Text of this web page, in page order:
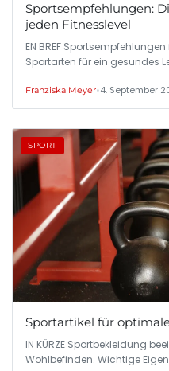
Sportsempfehlungen:
jeden Fitnesslevel
EN BREF
Sportarten für ein gesundes
Franziska Meyer•4. September
SPORT
Sportartikel für
IN KÜRZE Sportbekleidung
Wohlbefinden. Wichtige